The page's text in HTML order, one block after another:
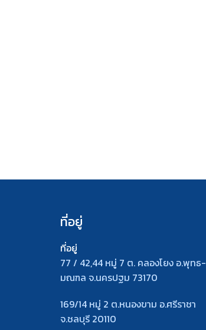
ที่อยู่
ที่อยู่
77 / 42,44 หมู่ 7 ต. คลองโยง อ.พุทธ-
มณฑล จ.นครปฐม 73170
169/14 หมู่ 2 ต.หนองขาม อ.ศรีราชา
จ.ชลบุรี 20110